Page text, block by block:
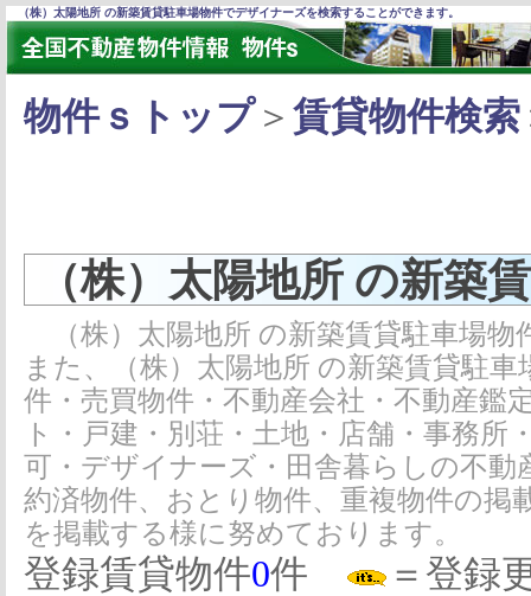
（株）太陽地所 の新築賃貸駐車場物件でデザイナーズを検索することができます。
物件ｓトップ＞ 賃貸物件検索
（株）太陽地所 の新築
（株）太陽地所 の新築賃貸駐車場
また、（株）太陽地所 の新築賃貸駐
件・売買物件・不動産会社・不動産鑑
ト・戸建・別荘・土地・店舗・事務
可・デザイナーズ・田舎暮らしの不
約済物件、おとり物件、重複物件の
を掲載する様に努めております。
登録賃貸物件0件
＝登録